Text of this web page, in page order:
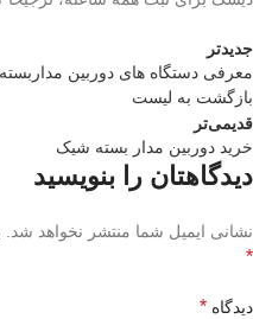
جدیدتر
معرفی دستگاه های دوربین مداربسته
بازگشت به لیست
قدیمی‌تر
خرید دوربین مدار بسته شیک
دیدگاهتان را بنویسید
نشانی ایمیل شما منتشر نخواهد شد.
*
دیدگاه *